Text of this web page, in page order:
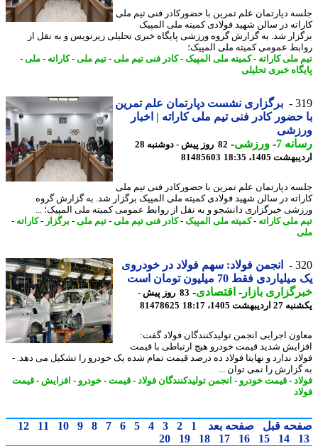
دپارتمان علم تمرین با حضورکادر فنی تیم ملی
در سالن شهید فولادی کمیته ملی المپیک
شد. به گزارش گروه ورزشی پایگاه خبری تحلیلی زیرنویس و به نقل از
عمومی کمیته ملی المپیک؛
ملی کاراته- کمیته ملی المپیک-کادر فنی تیم ملی -تیم ملی -کاراته- ملی -
خبری تحلیلی
برگزاری نشست دپارتمان علم تمرین
کادر فنی تیم ملی کاراته | اخبار
7
-ورزشی-
82 روز پیش - دوشنبه 28
1405، 18:35
81485603
دپارتمان علم تمرین با حضورکادر فنی تیم ملی
در سالن شهید فولادی کمیته ملی المپیک برگزار شد. به گزارش گروه
خبرگزاری دانشجو و به نقل از روابط عمومی کمیته ملی المپیک؛ ...
ملی کاراته- کمیته ملی المپیک-کادر فنی تیم ملی -تیم ملی -برگزار - کاراته-
انجمن فولاد: سهم فولاد در خودروی
فقط 70 میلیون تومان است
بازار- اقتصادی-
83 روز پیش -
1405، 18:17
81478625
اجرایی انجمن تولیدکنندگان فولاد گفت:
شدید قیمت خودرو هیچ ارتباطی با قیمت
ندارد و نهایتا فولاد ده درصد قیمت تمام شده یک خودرو را تشکیل می دهد. -
را نمی توان ...
-قیمت خودرو-انجمن تولیدکنندگان فولاد-قیمت-خودرو-افزایش -قیمت
قبل صفحه بعد 1
2
3
4
5
6
7
8
9
10
11
12
14
15
16
17
18
19
20